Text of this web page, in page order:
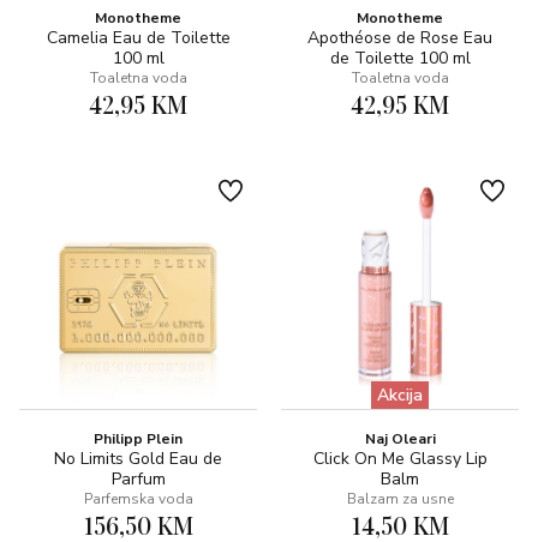
Monotheme
Camelia Eau de Toilette
100 ml
Toaletna voda
42,95 KM
Monotheme
Apothéose de Rose Eau
de Toilette 100 ml
Toaletna voda
42,95 KM
Philipp Plein
No Limits Gold Eau de
Parfum
Parfemska voda
156,50 KM
Akcija
Naj Oleari
Click On Me Glassy Lip
Balm
Balzam za usne
14,50 KM